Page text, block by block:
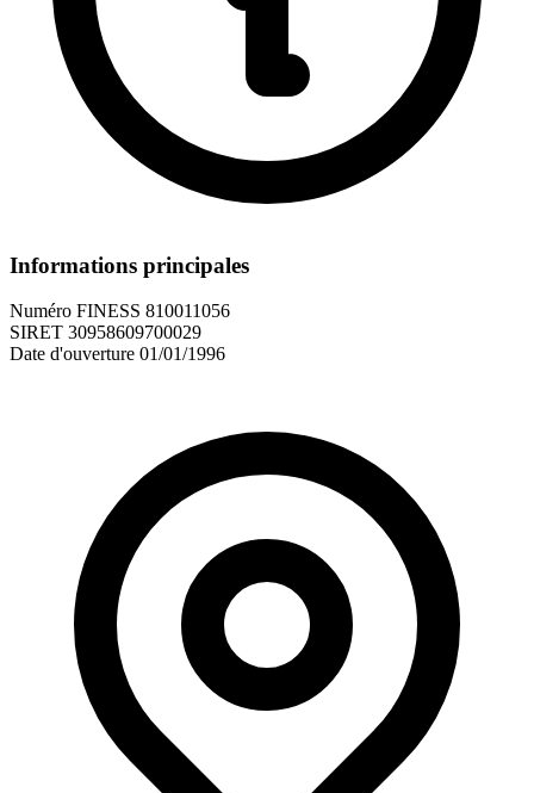
Informations principales
Numéro FINESS 810011056
SIRET 30958609700029
Date d'ouverture 01/01/1996